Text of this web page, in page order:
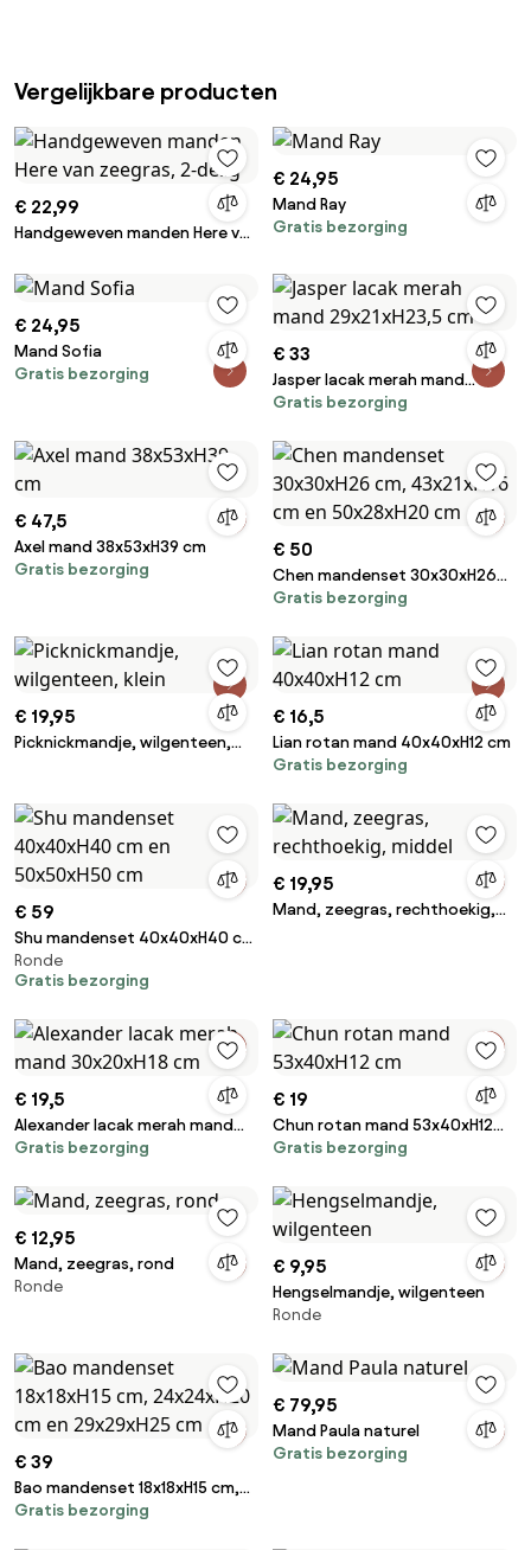
Vergelijkbare producten
€ 22,99
Handgeweven manden Here van
€ 24,95
Mand Ray
Gratis bezorging
€ 24,95
Mand Sofia
Gratis bezorging
€ 33
Jasper lacak merah mand
29x21xH23,5 cm
Gratis bezorging
€ 47,5
Axel mand 38x53xH39 cm
Gratis bezorging
€ 50
Chen mandenset 30x30xH26
cm, 43x21xH16 cm en
Gratis bezorging
€ 19,95
Picknickmandje, wilgenteen,
€ 16,5
Lian rotan mand 40x40xH12 cm
Gratis bezorging
€ 59
Shu mandenset 40x40xH40 cm
en 50x50xH50 cm
Ronde
Gratis bezorging
€ 19,95
Mand, zeegras, rechthoekig,
€ 19,5
Alexander lacak merah mand
30x20xH18 cm
Gratis bezorging
€ 19
Chun rotan mand 53x40xH12
cm
Gratis bezorging
€ 12,95
Mand, zeegras, rond
Ronde
€ 9,95
Hengselmandje, wilgenteen
Ronde
€ 39
Bao mandenset 18x18xH15 cm,
24x24xH20 cm en 29x29xH25
Gratis bezorging
€ 79,95
Mand Paula naturel
Gratis bezorging